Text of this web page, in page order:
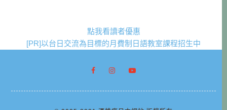
點我看讀者優惠
[PR]以台日交流為目標的月費制日語教室課程招生中